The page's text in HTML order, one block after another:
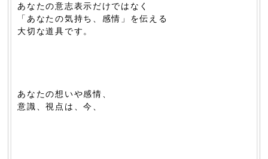
あなたの意志表示だけではなく
「あなたの気持ち、感情」を伝える
大切な道具です。
あなたの想いや感情、
意識、視点は、今、